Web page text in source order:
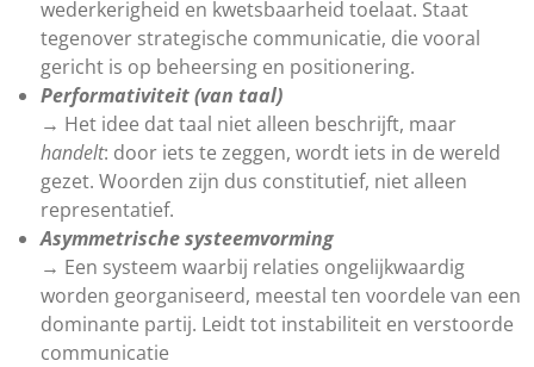
wederkerigheid en kwetsbaarheid toelaat. Staat
tegenover strategische communicatie, die vooral
gericht is op beheersing en positionering.
Performativiteit (van taal)
→ Het idee dat taal niet alleen beschrijft, maar
handelt: door iets te zeggen, wordt iets in de wereld
gezet. Woorden zijn dus constitutief, niet alleen
representatief.
Asymmetrische systeemvorming
→ Een systeem waarbij relaties ongelijkwaardig
worden georganiseerd, meestal ten voordele van een
dominante partij. Leidt tot instabiliteit en verstoorde
communicatie